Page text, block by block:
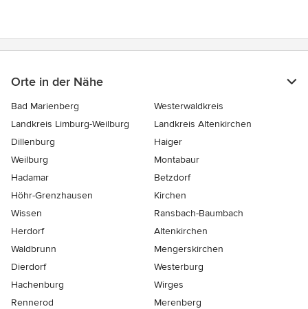
Orte in der Nähe
Bad Marienberg
Westerwaldkreis
Landkreis Limburg-Weilburg
Landkreis Altenkirchen
Dillenburg
Haiger
Weilburg
Montabaur
Hadamar
Betzdorf
Höhr-Grenzhausen
Kirchen
Wissen
Ransbach-Baumbach
Herdorf
Altenkirchen
Waldbrunn
Mengerskirchen
Dierdorf
Westerburg
Hachenburg
Wirges
Rennerod
Merenberg